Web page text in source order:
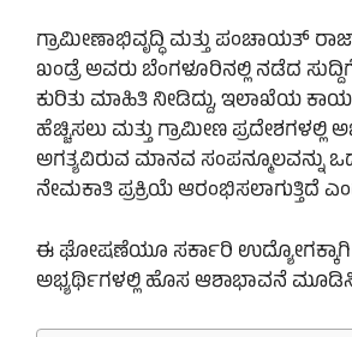
ಗ್ರಾಮೀಣಾಭಿವೃದ್ಧಿ ಮತ್ತು ಪಂಚಾಯತ್
ಖಂಡ್ರೆ ಅವರು ಬೆಂಗಳೂರಿನಲ್ಲಿ ನಡೆದ
ಕುರಿತು ಮಾಹಿತಿ ನೀಡಿದ್ದು, ಇಲಾಖೆಯ
ಹೆಚ್ಚಿಸಲು ಮತ್ತು ಗ್ರಾಮೀಣ ಪ್ರದೇಶಗಳಲ್ಲಿ
ಅಗತ್ಯವಿರುವ ಮಾನವ ಸಂಪನ್ಮೂಲವನ್ನು
ನೇಮಕಾತಿ ಪ್ರಕ್ರಿಯೆ ಆರಂಭಿಸಲಾಗುತ್ತಿದೆ
ಈ ಘೋಷಣೆಯೂ ಸರ್ಕಾರಿ ಉದ್ಯೋಗಕ್ಕಾಗಿ
ಅಭ್ಯರ್ಥಿಗಳಲ್ಲಿ ಹೊಸ ಆಶಾಭಾವನೆ